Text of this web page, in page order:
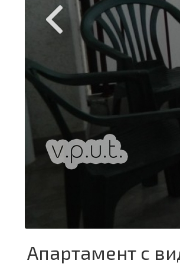
Апартамент с